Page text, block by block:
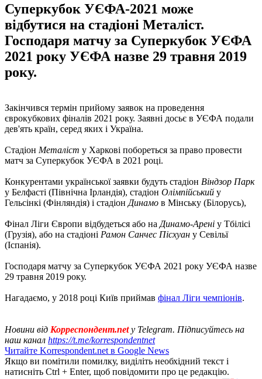
Суперкубок УЄФА-2021 може
відбутися на стадіоні Металіст.
Господаря матчу за Суперкубок УЄФА
2021 року УЄФА назве 29 травня 2019
року.
Закінчився термін прийому заявок на проведення
єврокубкових фіналів 2021 року. Заявні досьє в УЄФА подали
дев'ять країн, серед яких і Україна.
Стадіон Металіст у Харкові побореться за право провести
матч за Суперкубок УЄФА в 2021 році.
Конкурентами української заявки будуть стадіон Віндзор Парк
у Белфасті (Північна Ірландія), стадіон Олімпійський у
Гельсінкі (Фінляндія) і стадіон Динамо в Мінську (Білорусь),
Фінал Ліги Європи відбудеться або на Динамо-Арені у Тбілісі
(Грузія), або на стадіоні Рамон Санчес Пісхуан у Севільї
(Іспанія).
Господаря матчу за Суперкубок УЄФА 2021 року УЄФА назве
29 травня 2019 року.
Нагадаємо, у 2018 році Київ приймав фінал Ліги чемпіонів.
Новини від Корреспондент.netу Telegram. Підписуйтесь на
наш канал https://t.me/korrespondentnet
Читайте Korrespondent.net в Google News
Якщо ви помітили помилку, виділіть необхідний текст і
натисніть Ctrl + Enter, щоб повідомити про це редакцію.